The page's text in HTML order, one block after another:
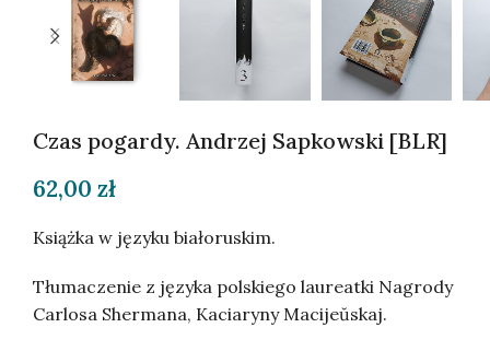
Czas pogardy. Andrzej Sapkowski [BLR]
62,00 zł
Książka w języku białoruskim.
Tłumaczenie z języka polskiego laureatki Nagrody
Carlosa Shermana, Kaciaryny Macijeŭskaj.